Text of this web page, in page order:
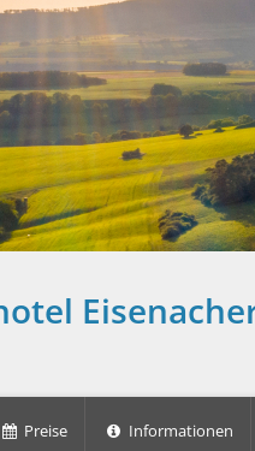
Preise Informationen